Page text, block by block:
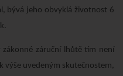
bývá jeho obvyklá životnost 6
záruční lhůtě tím není
výše uvedeným skutečnostem,